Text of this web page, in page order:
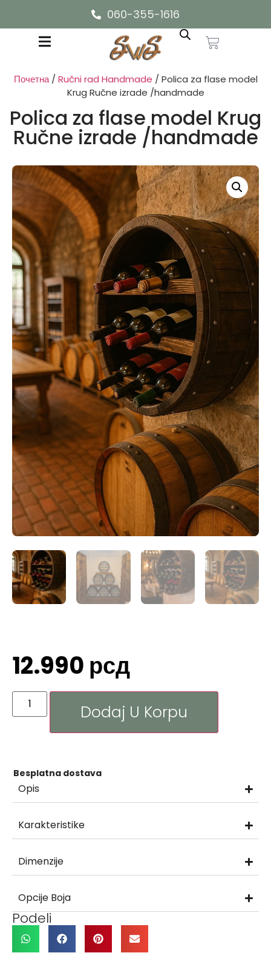
060-355-1616
Почетна/Ručni rad Handmade / Polica za flase model
Krug Ručne izrade /handmade
Polica za flase model Krug
Ručne izrade /handmade
12.990 рсд
Dodaj U Korpu
Besplatna dostava
Opis
Karakteristike
Dimenzije
Opcije Boja
Podeli